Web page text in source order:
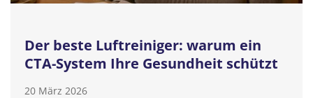
Der beste Luftreiniger: warum ein
CTA-System Ihre Gesundheit schützt
20 März 2026